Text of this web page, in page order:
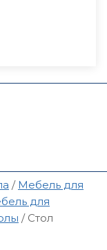
/ Мебель для
для
/ Стол